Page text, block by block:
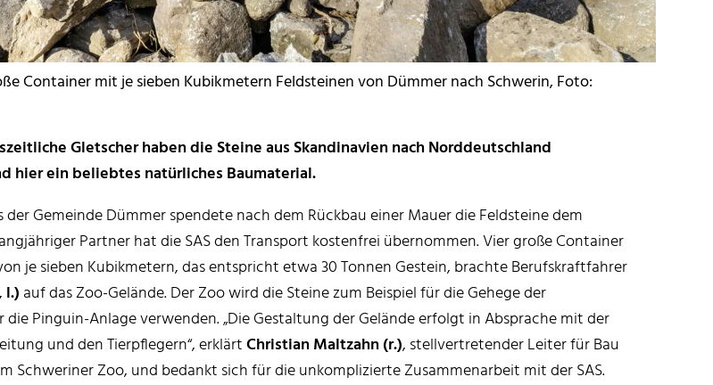
Container mit je sieben Kubikmetern Feldsteinen von Dümmer nach Schwerin, Foto:
Gletscher haben die Steine aus Skandinavien nach Norddeutschland
hier ein beliebtes natürliches Baumaterial.
der Gemeinde Dümmer spendete nach dem Rückbau einer Mauer die Feldsteine dem
Partner hat die SAS den Transport kostenfrei übernommen. Vier große Container
je sieben Kubikmetern, das entspricht etwa 30 Tonnen Gestein, brachte Berufskraftfahrer
l.) auf das Zoo-Gelände. Der Zoo wird die Steine zum Beispiel für die Gehege der
Pinguin-Anlage verwenden. „Die Gestaltung der Gelände erfolgt in Absprache mit der
und den Tierpflegern“, erklärtChristian Maltzahn (r.), stellvertretender Leiter für Bau
Schweriner Zoo, und bedankt sich für die unkomplizierte Zusammenarbeit mit der SAS.